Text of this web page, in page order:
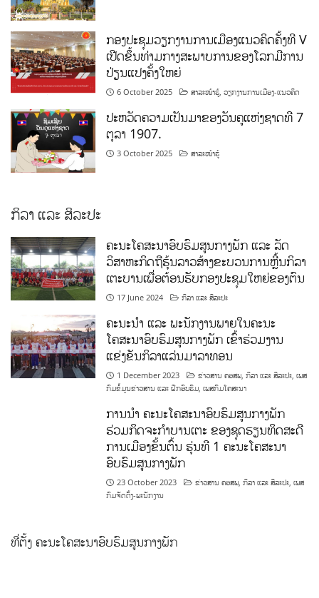
ກອງປະຊຸມວຽກງານການເມືອງແນວຄິດຄັ້ງທີ V
ເປີດຂຶ້ນທ່າມກາງສະພາບການຂອງໂລກມີການ
ປ່ຽນແປງຄັ້ງໃຫຍ່
6 October 2025 ສາລະໜ້າຮູ້ ,ວຽກງານການເມືອງ-ແນວຄິດ
ປະຫວັດຄວາມເປັນມາຂອງວັນຄູແຫ່ງຊາດທີ 7
ຕຸລາ 1907.
3 October 2025 ສາລະໜ້າຮູ້
ກິລາ ແລະ ສິລະປະ
ຄະນະໂຄສະນາອົບຮົມສູນກາງພັກ ແລະ ລັດ
ວິສາຫະກິດຖືຮຸ້ນລາວສ້າງຂະບວນການຫຼີ້ນກິລາ
ເຕະບານເພື່ອຕ້ອນຮັບກອງປະຊຸມໃຫຍ່ຂອງຕົນ
17 June 2024 ກິລາ ແລະ ສິລະປະ
ຄະນະນຳ ແລະ ພະນັກງານພາຍໃນຄະນະ
ໂຄສະນາອົບຮົມສູນກາງພັກ ເຂົ້າຮ່ວມງານ
ແຂ່ງຂັນກິລາແລ່ນມາລາທອນ
1 December 2023 ຂ່າວສານ ຄອສພ,ກິລາ ແລະ ສິລະປະ,ເພສ
ກົມຂໍ້ມູນຂ່າວສານ ແລະ ຝຶກອົບຮົມ,ເພສກົມໂຄສະນາ
ການນໍາ ຄະນະໂຄສະນາອົບຮົມສູນກາງພັກ
ຮ່ວມກິດຈະກຳບານເຕະ ຂອງຊຸດຮຽນທິດສະດີ
ການເມືອງຂັ້ນຕົ້ນ ຮຸ່ນທີ 1 ຄະນະໂຄສະນາ
ອົບຮົມສູນກາງພັກ
23 October 2023 ຂ່າວສານ ຄອສພ,ກິລາ ແລະ ສິລະປະ,ເພສ
ກົມຈັດຕັ້ງ-ພະນັກງານ
ທີ່ຕັ້ງ ຄະນະໂຄສະນາອົບຮົມສູນກາງພັກ